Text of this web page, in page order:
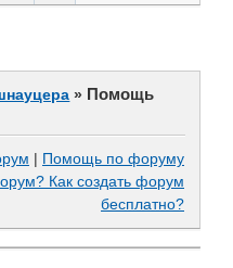
» Помощь
| Помощь по форуму